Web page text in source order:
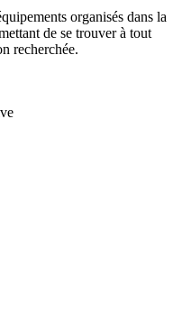
organisés dans la
de se trouver à tout
recherchée.